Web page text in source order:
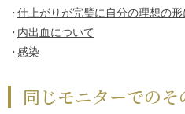
仕上がりが完璧に自分の理想の
内出血について
感染
同じモニターでの